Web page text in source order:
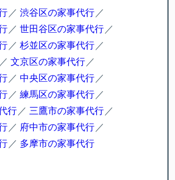
渋谷区の家事代行
世田谷区の家事代行
杉並区の家事代行
文京区の家事代行
中央区の家事代行
練馬区の家事代行
行
三鷹市の家事代行
府中市の家事代行
多摩市の家事代行